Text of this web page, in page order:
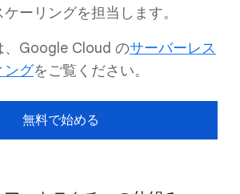
ーリングを担当します。
、Google Cloud のサーバーレス
ングをご覧ください。
無料で始める